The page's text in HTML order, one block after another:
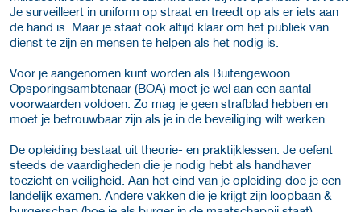
Je surveilleert in uniform op straat en treedt op als er iets aan
de hand is. Maar je staat ook altijd klaar om het publiek van
dienst te zijn en mensen te helpen als het nodig is.
Voor je aangenomen kunt worden als Buitengewoon
Opsporingsambtenaar (BOA) moet je wel aan een aantal
voorwaarden voldoen. Zo mag je geen strafblad hebben en
moet je betrouwbaar zijn als je in de beveiliging wilt werken.
De opleiding bestaat uit theorie- en praktijklessen. Je oefent
steeds de vaardigheden die je nodig hebt als handhaver
toezicht en veiligheid. Aan het eind van je opleiding doe je een
landelijk examen. Andere vakken die je krijgt zijn loopbaan &